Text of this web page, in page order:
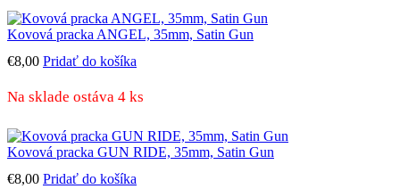
Kovová pracka ANGEL, 35mm, Satin Gun
€8,00 Pridať do košíka
Na sklade ostáva 4 ks
Kovová pracka GUN RIDE, 35mm, Satin Gun
€8,00 Pridať do košíka